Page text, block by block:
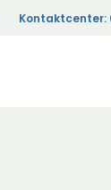
Kontaktcenter: